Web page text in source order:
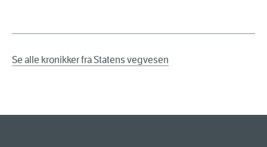
Se alle kronikker fra Statens vegvesen